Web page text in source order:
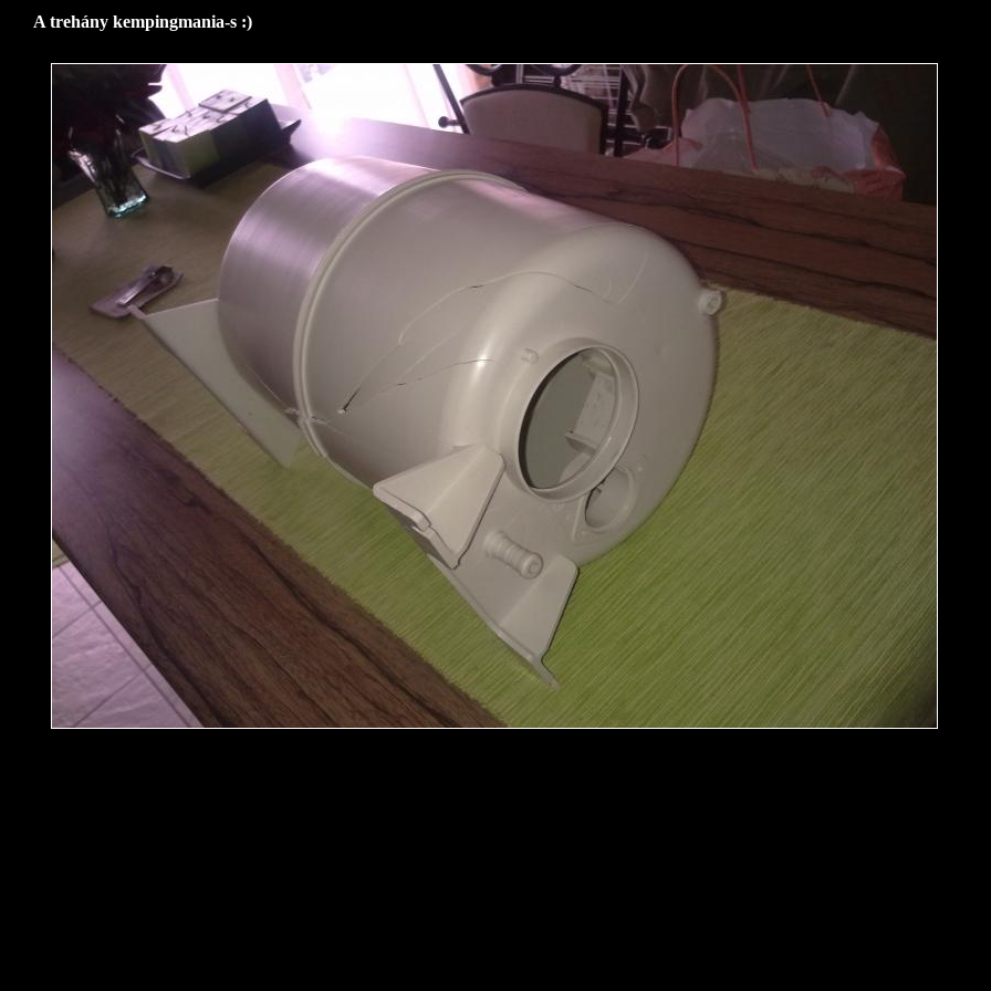
A trehány kempingmania-s :)